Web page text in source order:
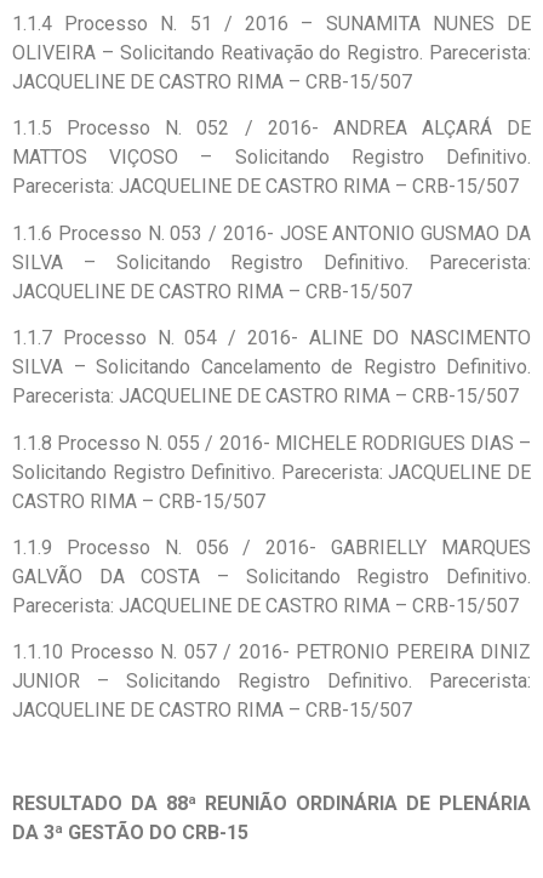
1.1.4 Processo N. 51 / 2016 – SUNAMITA NUNES DE
OLIVEIRA – Solicitando Reativação do Registro. Parecerista:
JACQUELINE DE CASTRO RIMA – CRB-15/507
1.1.5 Processo N. 052 / 2016- ANDREA ALÇARÁ DE
MATTOS VIÇOSO – Solicitando Registro Definitivo.
Parecerista: JACQUELINE DE CASTRO RIMA – CRB-15/507
1.1.6 Processo N. 053 / 2016- JOSE ANTONIO GUSMAO DA
SILVA – Solicitando Registro Definitivo. Parecerista:
JACQUELINE DE CASTRO RIMA – CRB-15/507
1.1.7 Processo N. 054 / 2016- ALINE DO NASCIMENTO
SILVA – Solicitando Cancelamento de Registro Definitivo.
Parecerista: JACQUELINE DE CASTRO RIMA – CRB-15/507
1.1.8 Processo N. 055 / 2016- MICHELE RODRIGUES DIAS –
Solicitando Registro Definitivo. Parecerista: JACQUELINE DE
CASTRO RIMA – CRB-15/507
1.1.9 Processo N. 056 / 2016- GABRIELLY MARQUES
GALVÃO DA COSTA – Solicitando Registro Definitivo.
Parecerista: JACQUELINE DE CASTRO RIMA – CRB-15/507
1.1.10 Processo N. 057 / 2016- PETRONIO PEREIRA DINIZ
JUNIOR – Solicitando Registro Definitivo. Parecerista:
JACQUELINE DE CASTRO RIMA – CRB-15/507
RESULTADO DA 88ª REUNIÃO ORDINÁRIA DE PLENÁRIA
DA 3ª GESTÃO DO CRB-15